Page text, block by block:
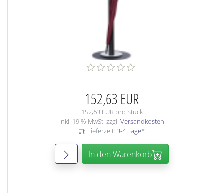
152,63 EUR
152,63 EUR pro Stück
inkl. 19 % MwSt. zzgl. Versandkosten
Lieferzeit: 3-4 Tage*
In den Warenkorb